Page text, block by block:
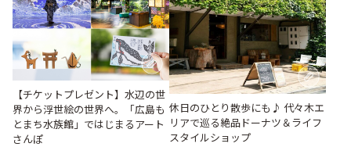
【チケットプレゼント】水辺の世
界から浮世絵の世界へ。「広島も
とまち水族館」ではじまるアート
さんぽ
休日のひとり散歩にも♪ 代々木エ
リアで巡る絶品ドーナツ＆ライフ
スタイルショップ